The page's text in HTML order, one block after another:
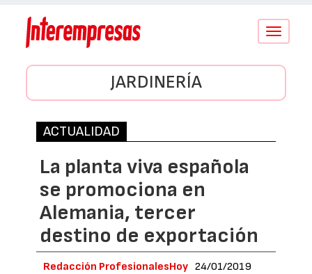
Conmutar
JARDINERÍA
ACTUALIDAD
La planta viva española
se promociona en
Alemania, tercer
destino de exportación
Redacción ProfesionalesHoy 24/01/2019